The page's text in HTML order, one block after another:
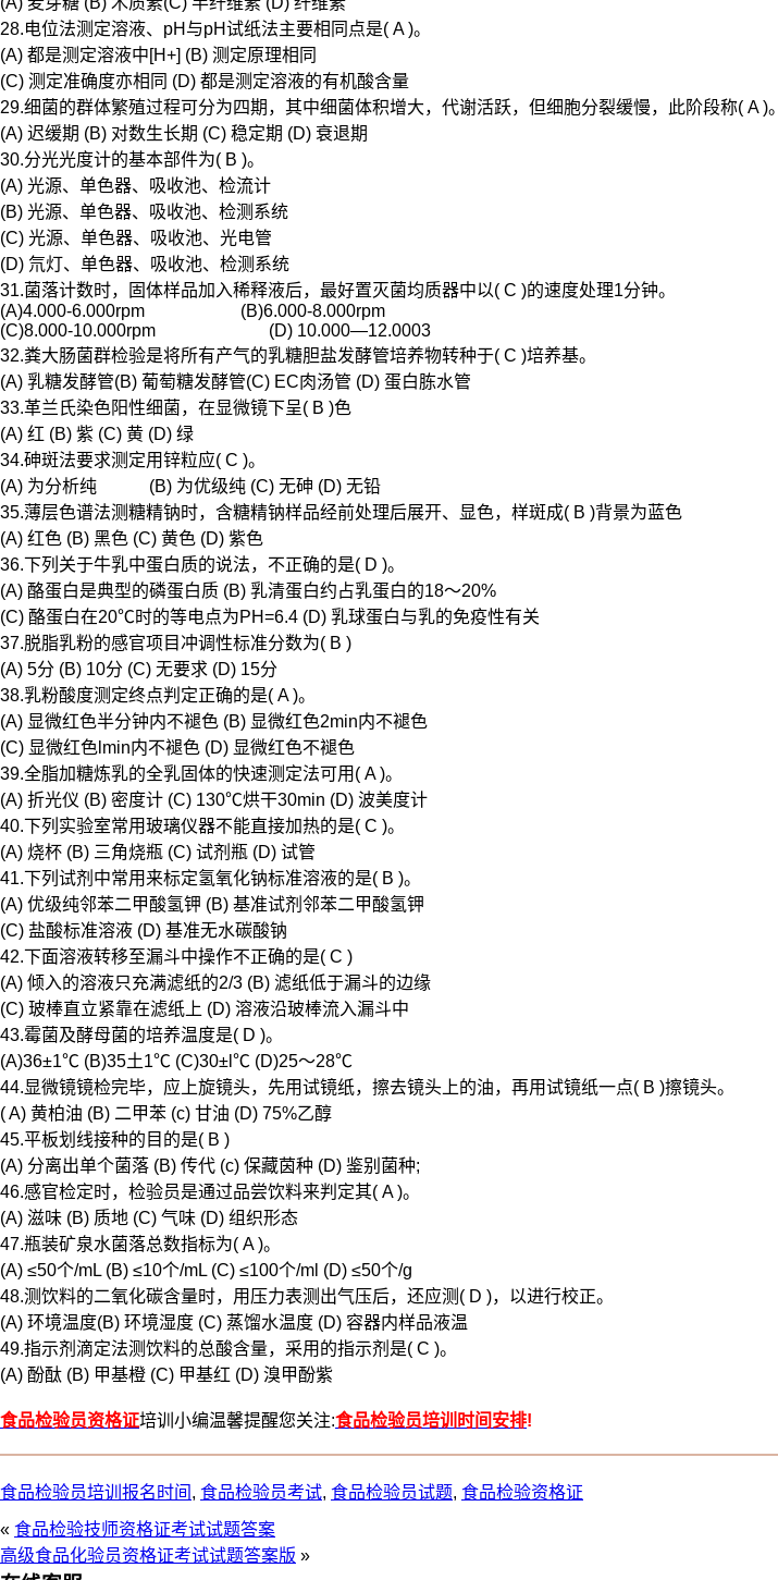
28.电位法测定溶液、pH与pH试纸法主要相同点是( A )。
(A) 都是测定溶液中[H+] (B) 测定原理相同
(C) 测定准确度亦相同 (D) 都是测定溶液的有机酸含量
29.细菌的群体繁殖过程可分为四期，其中细菌体积增大，代谢活跃，但细胞分裂缓慢，此阶段称( A )。
(A) 迟缓期 (B) 对数生长期 (C) 稳定期 (D) 衰退期
30.分光光度计的基本部件为( B )。
(A) 光源、单色器、吸收池、检流计
(B) 光源、单色器、吸收池、检测系统
(C) 光源、单色器、吸收池、光电管
(D) 氘灯、单色器、吸收池、检测系统
31.菌落计数时，固体样品加入稀释液后，最好置灭菌均质器中以( C )的速度处理1分钟。
(A)4.000-6.000rpm (B)6.000-8.000rpm
(C)8.000-10.000rpm (D) 10.000—12.0003
32.粪大肠菌群检验是将所有产气的乳糖胆盐发酵管培养物转种于( C )培养基。
(A) 乳糖发酵管(B) 葡萄糖发酵管(C) EC肉汤管 (D) 蛋白胨水管
33.革兰氏染色阳性细菌，在显微镜下呈( B )色
(A) 红 (B) 紫 (C) 黄 (D) 绿
34.砷斑法要求测定用锌粒应( C )。
(A) 为分析纯 (B) 为优级纯 (C) 无砷 (D) 无铅
35.薄层色谱法测糖精钠时，含糖精钠样品经前处理后展开、显色，样斑成( B )背景为蓝色
(A) 红色 (B) 黑色 (C) 黄色 (D) 紫色
36.下列关于牛乳中蛋白质的说法，不正确的是( D )。
(A) 酪蛋白是典型的磷蛋白质 (B) 乳清蛋白约占乳蛋白的18～20%
(C) 酪蛋白在20℃时的等电点为PH=6.4 (D) 乳球蛋白与乳的免疫性有关
37.脱脂乳粉的感官项目冲调性标准分数为( B )
(A) 5分 (B) 10分 (C) 无要求 (D) 15分
38.乳粉酸度测定终点判定正确的是( A )。
(A) 显微红色半分钟内不褪色 (B) 显微红色2min内不褪色
(C) 显微红色lmin内不褪色 (D) 显微红色不褪色
39.全脂加糖炼乳的全乳固体的快速测定法可用( A )。
(A) 折光仪 (B) 密度计 (C) 130℃烘干30min (D) 波美度计
40.下列实验室常用玻璃仪器不能直接加热的是( C )。
(A) 烧杯 (B) 三角烧瓶 (C) 试剂瓶 (D) 试管
41.下列试剂中常用来标定氢氧化钠标准溶液的是( B )。
(A) 优级纯邻苯二甲酸氢钾 (B) 基准试剂邻苯二甲酸氢钾
(C) 盐酸标准溶液 (D) 基准无水碳酸钠
42.下面溶液转移至漏斗中操作不正确的是( C )
(A) 倾入的溶液只充满滤纸的2/3 (B) 滤纸低于漏斗的边缘
(C) 玻棒直立紧靠在滤纸上 (D) 溶液沿玻棒流入漏斗中
43.霉菌及酵母菌的培养温度是( D )。
(A)36±1℃ (B)35土1℃ (C)30±l℃ (D)25～28℃
44.显微镜镜检完毕，应上旋镜头，先用试镜纸，擦去镜头上的油，再用试镜纸一点( B )擦镜头。
( A) 黄柏油 (B) 二甲苯 (c) 甘油 (D) 75%乙醇
45.平板划线接种的目的是( B )
(A) 分离出单个菌落 (B) 传代 (c) 保藏茵种 (D) 鉴别菌种;
46.感官检定时，检验员是通过品尝饮料来判定其( A )。
(A) 滋味 (B) 质地 (C) 气味 (D) 组织形态
47.瓶装矿泉水菌落总数指标为( A )。
(A) ≤50个/mL (B) ≤10个/mL (C) ≤100个/ml (D) ≤50个/g
48.测饮料的二氧化碳含量时，用压力表测出气压后，还应测( D )，以进行校正。
(A) 环境温度(B) 环境湿度 (C) 蒸馏水温度 (D) 容器内样品液温
49.指示剂滴定法测饮料的总酸含量，采用的指示剂是( C )。
(A) 酚酞 (B) 甲基橙 (C) 甲基红 (D) 溴甲酚紫
食品检验员资格证培训小编温馨提醒您关注:食品检验员培训时间安排!
食品检验员培训报名时间 , 食品检验员考试, 食品检验员试题, 食品检验资格证
« 食品检验技师资格证考试试题答案
高级食品化验员资格证考试试题答案版 »